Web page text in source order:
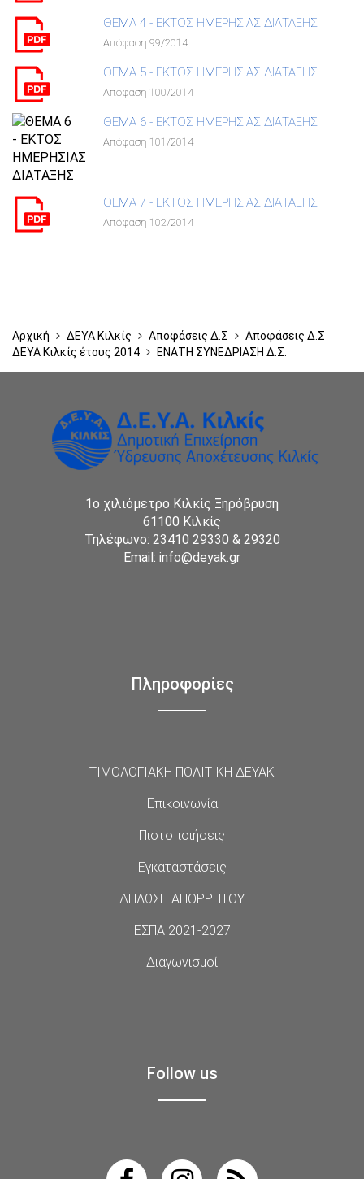
ΘΕΜΑ 4 - ΕΚΤΟΣ ΗΜΕΡΗΣΙΑΣ ΔΙΑΤΑΞΗΣ
Απόφαση 99/2014
ΘΕΜΑ 5 - ΕΚΤΟΣ ΗΜΕΡΗΣΙΑΣ ΔΙΑΤΑΞΗΣ
Απόφαση 100/2014
ΘΕΜΑ 6 - ΕΚΤΟΣ ΗΜΕΡΗΣΙΑΣ ΔΙΑΤΑΞΗΣ
Απόφαση 101/2014
ΘΕΜΑ 7 - ΕΚΤΟΣ ΗΜΕΡΗΣΙΑΣ ΔΙΑΤΑΞΗΣ
Απόφαση 102/2014
Αρχική ΔΕΥΑ Κιλκίς Αποφάσεις Δ.Σ
Αποφάσεις Δ.Σ
ΔΕΥΑ Κιλκίς έτους 2014
ΕΝΑΤΗ ΣΥΝΕΔΡΙΑΣΗ Δ.Σ.
1ο χιλιόμετρο Κιλκίς Ξηρόβρυση
61100 Κιλκίς
Τηλέφωνο: 23410 29330 & 29320
Email: info@deyak.gr
Πληροφορίες
ΤΙΜΟΛΟΓΙΑΚΗ ΠΟΛΙΤΙΚΗ ΔΕΥΑΚ
Επικοινωνία
Πιστοποιήσεις
Εγκαταστάσεις
ΔΗΛΩΣΗ ΑΠΟΡΡΗΤΟΥ
ΕΣΠΑ 2021-2027
Διαγωνισμοί
Follow us